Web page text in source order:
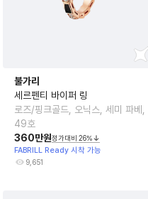
불가리
세르펜티 바이퍼 링
로즈/핑크골드, 오닉스, 세미 파베,
49호
360만원정가대비 26%
FABRILL Ready 시착 가능
9,651